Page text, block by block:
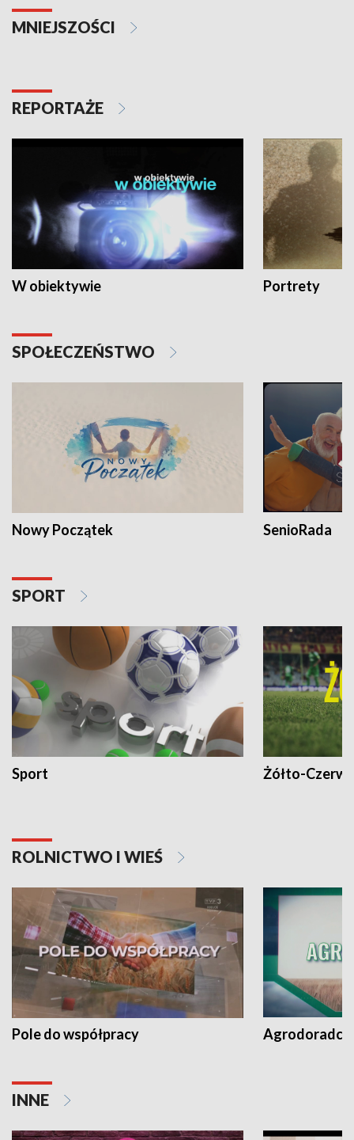
MNIEJSZOŚCI
REPORTAŻE
W obiektywie Portrety
SPOŁECZEŃSTWO
Nowy Początek SenioRada
SPORT
Sport Żółto-
ROLNICTWO I WIEŚ
Pole do współpracy Agrodoradcy
INNE